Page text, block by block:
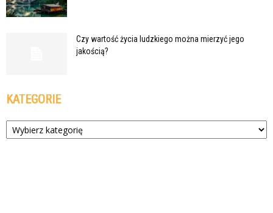
Czy wartość życia ludzkiego można mierzyć jego
jakością?
KATEGORIE
Kategorie